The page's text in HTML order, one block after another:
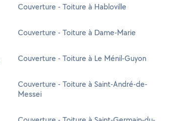
Couverture - Toiture à Habloville
Couverture - Toiture à Dame-Marie
Couverture - Toiture à Le Ménil-Guyon
Couverture - Toiture à Saint-André-de-
Messei